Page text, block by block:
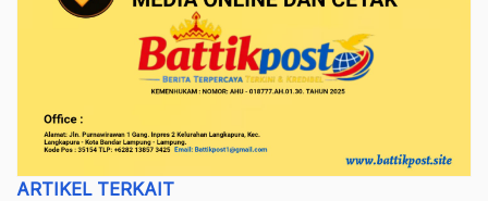
ARTIKEL TERKAIT